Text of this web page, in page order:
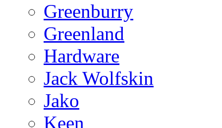
Greenburry
Greenland
Hardware
Jack Wolfskin
Jako
Keen